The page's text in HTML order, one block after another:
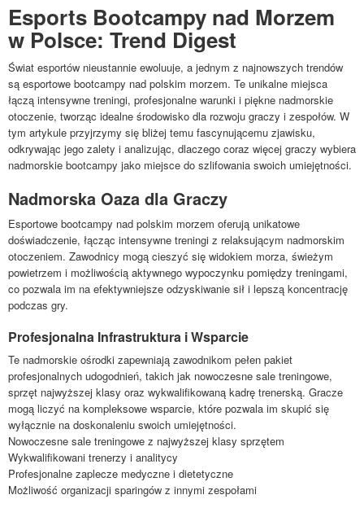
Esports Bootcampy nad Morzem
w Polsce: Trend Digest
Świat esportów nieustannie ewoluuje, a jednym z najnowszych trendów
są esportowe bootcampy nad polskim morzem. Te unikalne miejsca
łączą intensywne treningi, profesjonalne warunki i piękne nadmorskie
otoczenie, tworząc idealne środowisko dla rozwoju graczy i zespołów. W
tym artykule przyjrzymy się bliżej temu fascynującemu zjawisku,
odkrywając jego zalety i analizując, dlaczego coraz więcej graczy wybiera
nadmorskie bootcampy jako miejsce do szlifowania swoich umiejętności.
Nadmorska Oaza dla Graczy
Esportowe bootcampy nad polskim morzem oferują unikatowe
doświadczenie, łącząc intensywne treningi z relaksującym nadmorskim
otoczeniem. Zawodnicy mogą cieszyć się widokiem morza, świeżym
powietrzem i możliwością aktywnego wypoczynku pomiędzy treningami,
co pozwala im na efektywniejsze odzyskiwanie sił i lepszą koncentrację
podczas gry.
Profesjonalna Infrastruktura i Wsparcie
Te nadmorskie ośrodki zapewniają zawodnikom pełen pakiet
profesjonalnych udogodnień, takich jak nowoczesne sale treningowe,
sprzęt najwyższej klasy oraz wykwalifikowaną kadrę trenerską. Gracze
mogą liczyć na kompleksowe wsparcie, które pozwala im skupić się
wyłącznie na doskonaleniu swoich umiejętności.
Nowoczesne sale treningowe z najwyższej klasy sprzętem
Wykwalifikowani trenerzy i analitycy
Profesjonalne zaplecze medyczne i dietetyczne
Możliwość organizacji sparingów z innymi zespołami